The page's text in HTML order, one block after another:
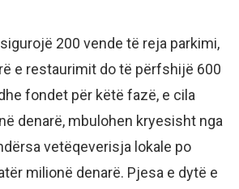
200 vende të reja parkimi,
e restaurimit do të përfshijë 600
fondet për këtë fazë, e cila
denarë, mbulohen kryesisht nga
vetëqeverisja lokale po
milionë denarë. Pjesa e dytë e